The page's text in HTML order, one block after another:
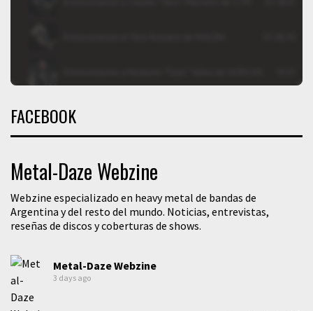
FACEBOOK
Metal-Daze Webzine
Webzine especializado en heavy metal de bandas de
Argentina y del resto del mundo. Noticias, entrevistas,
reseñas de discos y coberturas de shows.
Metal-Daze Webzine
3 days ago